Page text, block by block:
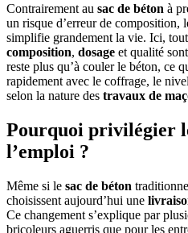
Contrairement au sac de béton à
un risque d’erreur de composition,
simplifie grandement la vie. Ici,
composition, dosage et qualité
reste plus qu’à couler le béton, ce
rapidement avec le coffrage, le
selon la nature des travaux de
Pourquoi privilégier
l’emploi ?
Même si le sac de béton
choisissent aujourd’hui une
Ce changement s’explique par
bricoleurs aguerris que pour les